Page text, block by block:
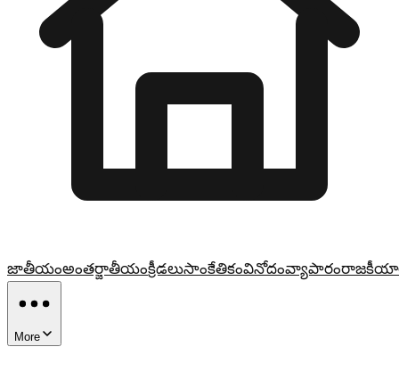
జాతీయంఅంతర్జాతీయంక్రీడలుసాంకేతికంవినోదంవ్యాపారం
More